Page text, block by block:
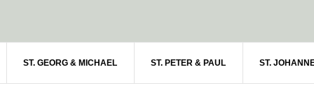
ST. GEORG & MICHAEL ST. PETER & PAUL ST.